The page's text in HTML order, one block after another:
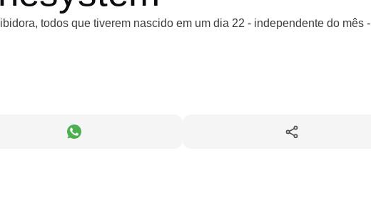
todos que tiverem nascido em um dia 22 - independente do mês -